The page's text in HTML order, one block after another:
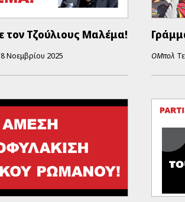
τον Τζούλιους Μαλέμα!
8 Νοεμβρίου 2025 ΟΜπολ